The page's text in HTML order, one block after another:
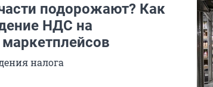
подорожают? Как
НДС на
налога